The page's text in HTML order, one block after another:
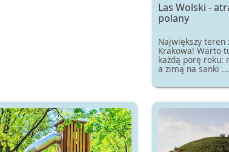
Las Wolski -
polany
Największy teren
Krakowa! Warto
każdą porę roku:
a zimą na sanki ...